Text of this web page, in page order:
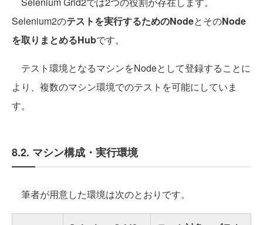
Selenium2のテストを実行するためのNodeとそのNode
を取りまとめるHubです。
テスト環境となるマシンをNodeとして登録することに
より、複数のマシン環境でのテストを可能にしていま
す。
8.2. マシン構成・実行環境
筆者が用意した環境は次のとおりです。